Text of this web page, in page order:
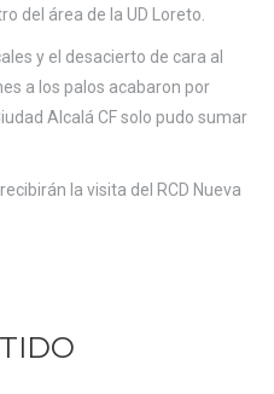
del área de la UD Loreto.
y el desacierto de cara al
a los palos acabaron por
Alcalá CF solo pudo sumar
la visita del RCD Nueva